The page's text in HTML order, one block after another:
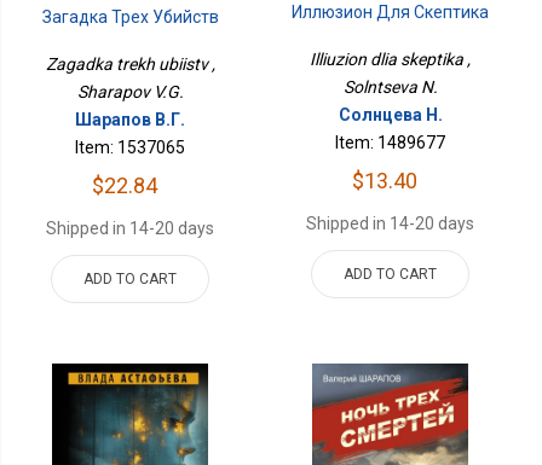
Загадка Трех Убийств
Zagadka trekh ubiistv ,
Sharapov V.G.
Шарапов В.Г.
Item: 1537065
$22.84
Shipped in 14-20 days
ADD TO CART
Иллюзион Для Скептика
Illiuzion dlia skeptika ,
Solntseva N.
Солнцева Н.
Item: 1489677
$13.40
Shipped in 14-20 days
ADD TO CART